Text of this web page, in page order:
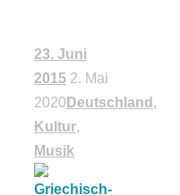
23. Juni
2015 2. Mai
2020 Deutschland ,
Kultur,
Musik